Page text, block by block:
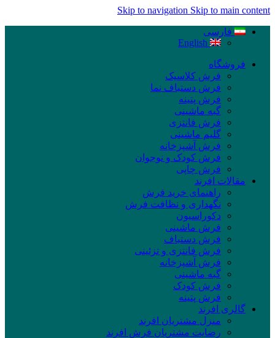
Skip to navigation Skip to main content
فارسی
English
فروشگاه
فرش کلاسیک
فرش دستباف نما
فرش پتینه
گبه ماشینی
فرش فانتزی
گلیم ماشینی
فرش آشپزخانه
فرش کودک و نوجوان
فرش چاپی
مقالات افرند
راهنمای خرید فرش
نگهداری و نظافت فرش
دکوراسیون
فرش ماشینی
فرش دستباف
فرش فانتزی و تزئینی
فرش آشپزخانه
گبه ماشینی
فرش کودک
فرش پتینه
گالری افرند
منزل مشتریان افرند
رضایت مشتریان فرش افرند